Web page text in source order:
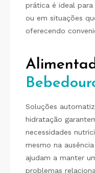
prática é ideal
ou em situações
oferecendo
Soluções
hidratação
necessidades
mesmo na
ajudam a manter
problemas